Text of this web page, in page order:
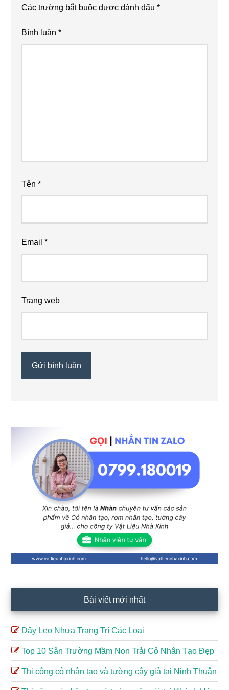
Các trường bắt buộc được đánh dấu*
Bình luận*
Tên*
Email*
Trang web
chính
Bài viết mới nhất
Dây Leo Nhựa Trang Trí Các Loại
Top 10 Sân Trường Mầm Non Trải Cỏ Nhân Tạo Đẹp
Thi công cỏ nhân tạo và tường cây giả tại Ninh Thuận